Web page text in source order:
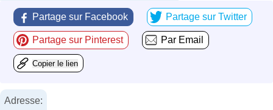
Partage sur Facebook Partage sur Twitter
Partage sur Pinterest Par Email
Copier le lien
Adresse: